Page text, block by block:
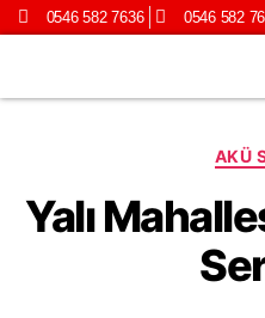
0546 582 7636 0546 582
AKÜ
Yalı